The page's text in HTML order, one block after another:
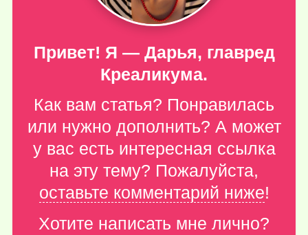
Привет! Я — Дарья, главред
Креаликума.
Как вам статья? Понравилась
или нужно дополнить? А может
у вас есть интересная ссылка
на эту тему? Пожалуйста,
оставьте комментарий ниже!
Хотите написать мне лично?